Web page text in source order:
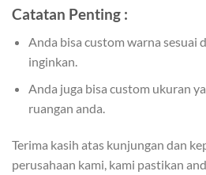
Catatan Penting :
Anda bisa custom warna sesuai
inginkan.
Anda juga bisa custom ukuran
ruangan anda.
Terima kasih atas kunjungan dan
perusahaan kami, kami pastikan